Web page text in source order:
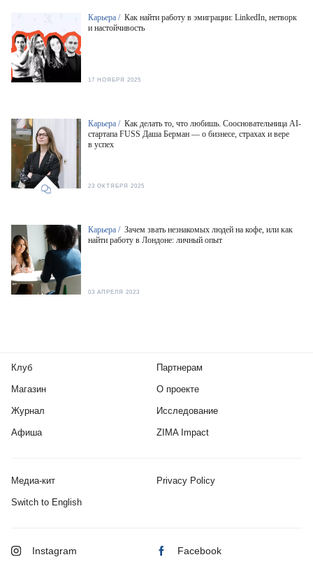
Карьера / Как найти работу в эмиграции: LinkedIn, нетворк
и настойчивость
17 НОЯБРЯ 2025
Карьера / Как делать то, что любишь. Соосновательница AI-
стартапа FUSS Даша Берман — о бизнесе, страхах и вере
в успех
23 ОКТЯБРЯ 2025
Карьера / Зачем звать незнакомых людей на кофе, или как
найти работу в Лондоне: личный опыт
03 АПРЕЛЯ 2023
Клуб
Магазин
Журнал
Афиша
Партнерам
О проекте
Исследование
ZIMA Impact
Медиа-кит Privacy Policy
Switch to English
Instagram Facebook